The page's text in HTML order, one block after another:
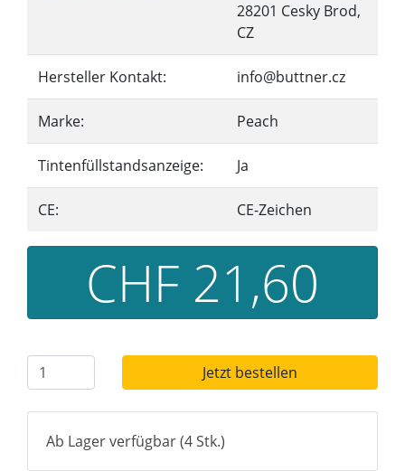
28201 Cesky Brod,
CZ
Hersteller Kontakt: info@buttner.cz
Marke: Peach
Tintenfüllstandsanzeige: Ja
CE: CE-Zeichen
CHF 21,60
Jetzt bestellen
Ab Lager verfügbar (4 Stk.)